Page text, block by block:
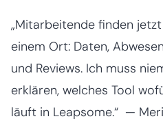
„Mitarbeitende finden
einem Ort: Daten,
und Reviews. Ich muss
erklären, welches Tool
läuft in Leapsome.“ —